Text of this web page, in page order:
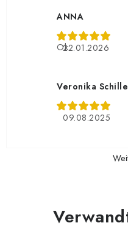
ANNA
22.01.2026
Ok
Veronika
09.08.2025